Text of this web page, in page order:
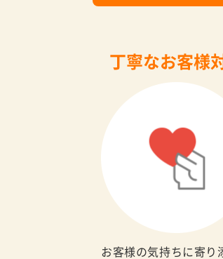
丁寧なお客様
お客様の気持ちに寄り